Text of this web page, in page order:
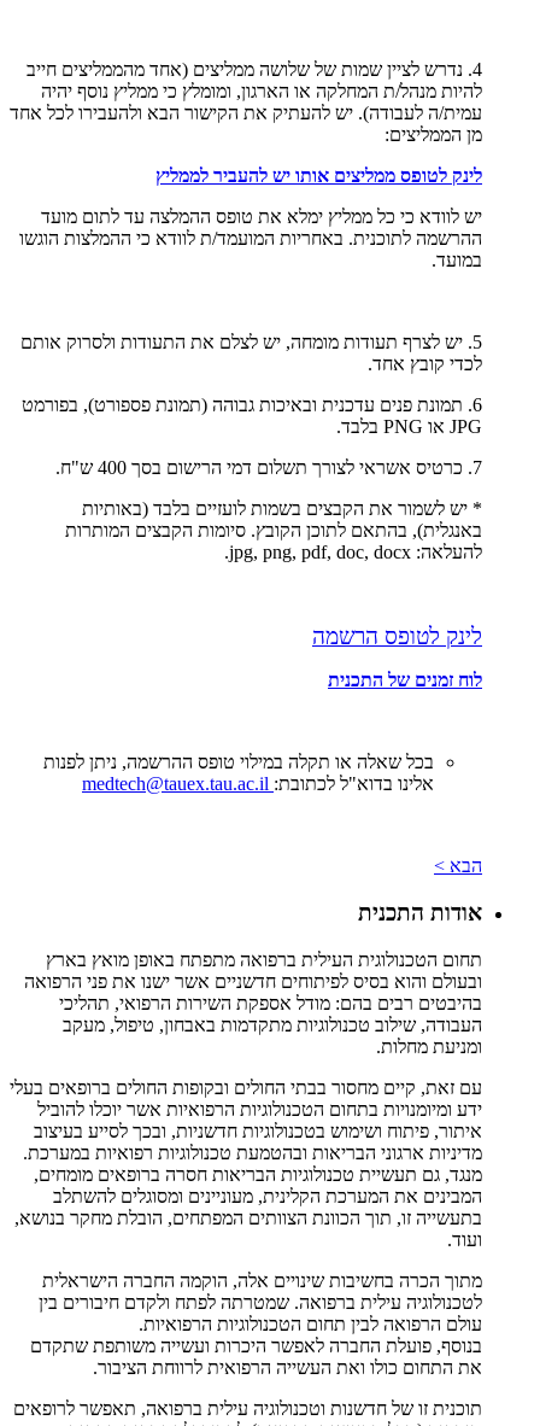
4. נדרש לציין שמות של שלושה ממליצים (אחד מהממליצים חייב
להיות מנהל/ת המחלקה או הארגון, ומומלץ כי ממליץ נוסף יהיה
עמית/ה לעבודה). יש להעתיק את הקישור הבא ולהעבירו לכל אחד
מן הממליצים:
לינק לטופס ממליצים אותו יש להעביר לממליץ
יש לוודא כי כל ממליץ ימלא את טופס ההמלצה עד לתום מועד
ההרשמה לתוכנית. באחריות המועמד/ת לוודא כי ההמלצות הוגשו
במועד.
5. יש לצרף תעודות מומחה, יש לצלם את התעודות ולסרוק אותם
לכדי קובץ אחד.
6. תמונת פנים עדכנית ובאיכות גבוהה (תמונת פספורט), בפורמט
‎JPG‎ או ‎PNG‎ בלבד.
7. כרטיס אשראי לצורך תשלום דמי הרישום בסך 400 ש"ח.
* יש לשמור את הקבצים בשמות לועזיים בלבד (באותיות
באנגלית), בהתאם לתוכן הקובץ. סיומות הקבצים המותרות
להעלאה: ‎jpg, png, pdf, doc, docx.
לינק לטופס הרשמה
לוח זמנים של התכנית
בכל שאלה או תקלה במילוי טופס ההרשמה, ניתן לפנות
אלינו בדוא"ל לכתובת:
הבא >
אודות התכנית
תחום הטכנולוגית העילית ברפואה מתפתח באופן מואץ בארץ
ובעולם והוא בסיס לפיתוחים חדשניים אשר ישנו את פני הרפואה
בהיבטים רבים בהם: מודל אספקת השירות הרפואי, תהליכי
העבודה, שילוב טכנולוגיות מתקדמות באבחון, טיפול, מעקב
ומניעת מחלות.
עם זאת, קיים מחסור בבתי החולים ובקופות החולים ברופאים בעלי
ידע ומיומנויות בתחום הטכנולוגיות הרפואיות אשר יוכלו להוביל
איתור, פיתוח ושימוש בטכנולוגיות חדשניות, ובכך לסייע בעיצוב
מדיניות ארגוני הבריאות ובהטמעת טכנולוגיות רפואיות במערכת.
מנגד, גם תעשיית טכנולוגיות הבריאות חסרה ברופאים מומחים,
המבינים את המערכת הקלינית, מעוניינים ומסוגלים להשתלב
בתעשייה זו, תוך הכוונת הצוותים המפתחים, הובלת מחקר בנושא,
ועוד.
מתוך הכרה בחשיבות שינויים אלה, הוקמה החברה הישראלית
לטכנולוגיה עילית ברפואה. שמטרתה לפתח ולקדם חיבורים בין
עולם הרפואה לבין תחום הטכנולוגיות הרפואיות.
בנוסף, פועלת החברה לאפשר היכרות ועשייה משותפת שתקדם
את התחום כולו ואת העשייה הרפואית לרווחת הציבור.
תוכנית זו של חדשנות וטכנולוגיה עילית ברפואה, תאפשר לרופאים